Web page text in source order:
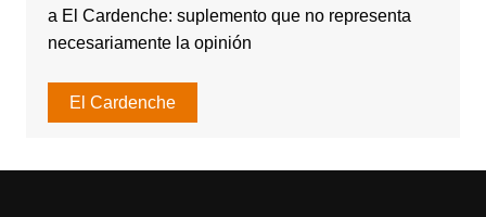
a El Cardenche: suplemento que no representa
necesariamente la opinión
El Cardenche